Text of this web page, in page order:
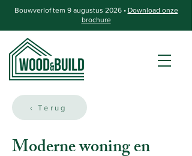
Bouwverlof tem 9 augustus 2026 • Download onze
brochure
‹ Terug
Moderne woning en